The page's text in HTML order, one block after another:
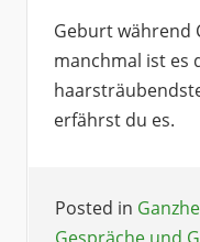
Geburt während
manchmal ist es
erfährst du es.
Posted in